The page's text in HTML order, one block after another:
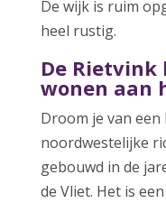
De wijk is ruim
heel rustig.
De
wonen aan
Droom je van
noordwestelijke
gebouwd in de
de Vliet. Het is